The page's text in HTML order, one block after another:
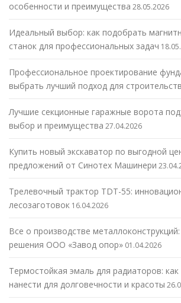
особенности и преимущества 28.05.2026
Идеальный выбор: как подобрать
станок для профессиональных задач
Профессиональное проектирование
выбрать лучший подход для
Лучшие секционные гаражные ворота
выбор и преимущества 27.04.2026
Купить новый экскаватор по выгодной
предложений от Синотех Машинери
Трелевочный трактор TDT-55:
лесозаготовок 16.04.2026
Все о производстве
решения ООО «Завод опор» 01.04.2026
Термостойкая эмаль для радиаторов:
нанести для долговечности и красоты